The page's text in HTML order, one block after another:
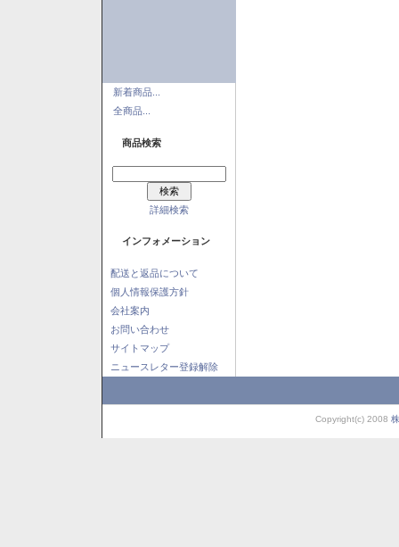
新着商品...
全商品...
商品検索
詳細検索
インフォメーション
配送と返品について
個人情報保護方針
会社案内
お問い合わせ
サイトマップ
ニュースレター登録解除
Copyright(c) 2008